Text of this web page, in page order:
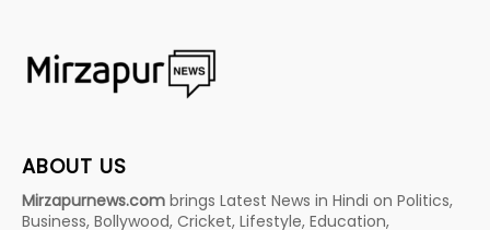
ABOUT US
Mirzapurnews.com brings Latest News in Hindi on Politics,
Business, Bollywood, Cricket, Lifestyle, Education,